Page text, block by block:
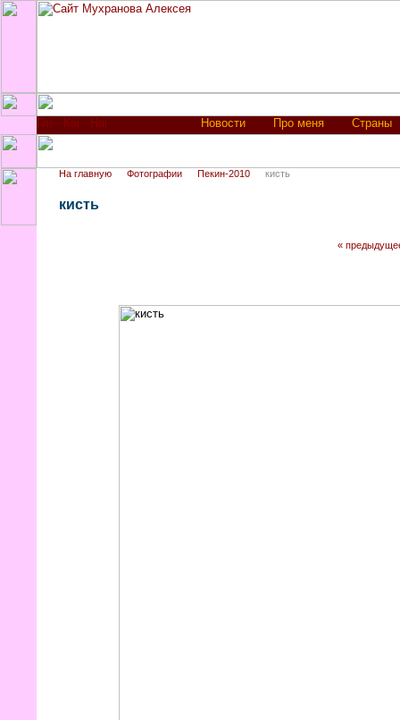
Новости Про меня Страны
На главную Фотографии Пекин-2010 кисть
кисть
«